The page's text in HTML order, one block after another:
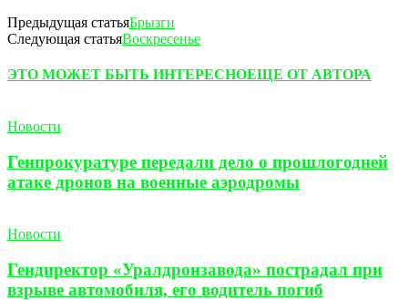
Предыдущая статьяБрызги
Следующая статьяВоскресенье
ЭТО МОЖЕТ БЫТЬ ИНТЕРЕСНОЕЩЕ ОТ АВТОРА
Новости
Генпрокуратуре передали дело о прошлогодней
атаке дронов на военные аэродромы
Новости
Гендиректор «Уралдронзавода» пострадал при
взрыве автомобиля, его водитель погиб